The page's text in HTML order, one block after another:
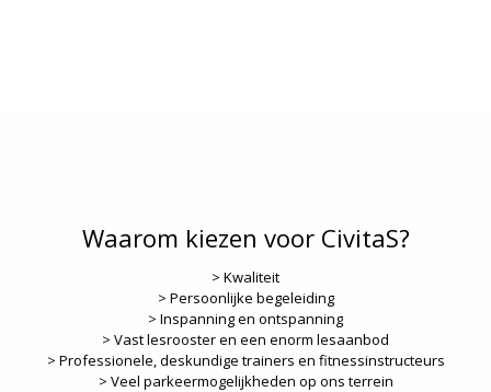
Waarom kiezen voor CivitaS?
> Kwaliteit
> Persoonlijke begeleiding
> Inspanning en ontspanning
> Vast lesrooster en een enorm lesaanbod
> Professionele, deskundige trainers en fitnessinstructeurs
> Veel parkeermogelijkheden op ons terrein